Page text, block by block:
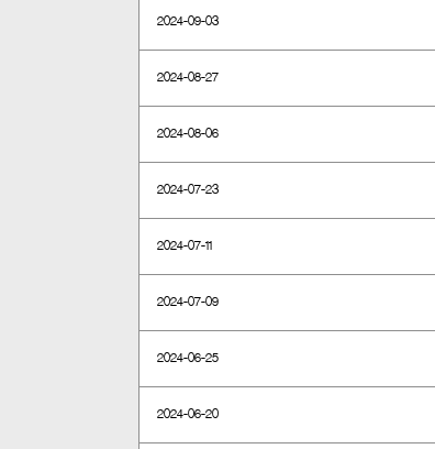
2024-09-03
2024-08-27
2024-08-06
2024-07-23
2024-07-11
2024-07-09
2024-06-25
2024-06-20